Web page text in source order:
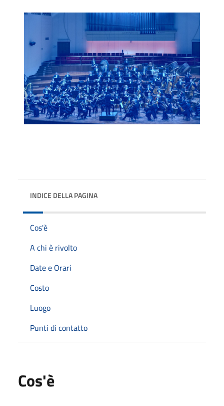
INDICE DELLA PAGINA
Cos'è
A chi è rivolto
Date e Orari
Costo
Luogo
Punti di contatto
Cos'è